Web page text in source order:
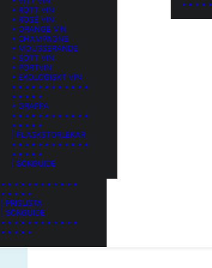
• RÖTT VIN
• ROSÉ VIN
• ORANGE VIN
• CHAMPAGNE
• MOUSSERANDE
• SÖTT VIN
• PORTVIN
• EKOLOGISKT VIN
• • • • • • • • • • • •
• • • • •
• GRAPPA
• • • • • • • • • • • •
• • • • •
| FLASKSTORLEKAR
• • • • • • • • • • • •
• • • • •
| SÖKGUIDE
• • • • • • • • • • • •
• • • • •
| PRISLISTA
| SÖKGUIDE
• • • • • • • • • • • •
• • • • •
• • • • •